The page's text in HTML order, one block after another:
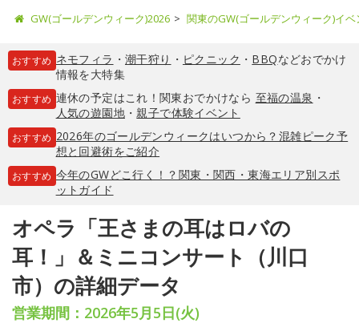
GW(ゴールデンウィーク)2026 関東のGW(ゴールデンウィーク)イ
おすすめ ネモフィラ ・ 潮干狩り ・ ピクニック ・ BBQなどおでかけ
情報を大特集
おすすめ 連休の予定はこれ！関東おでかけなら 至福の温泉 ・
人気の遊園地・親子で体験イベント
おすすめ 2026年のゴールデンウィークはいつから？混雑ピーク予
想と回避術をご紹介
おすすめ 今年のGWどこ行く！？関東・関西・東海エリア別スポ
ットガイド
オペラ「王さまの耳はロバの
耳！」＆ミニコンサート（川口
市）の詳細データ
営業期間：2026年5月5日(火)